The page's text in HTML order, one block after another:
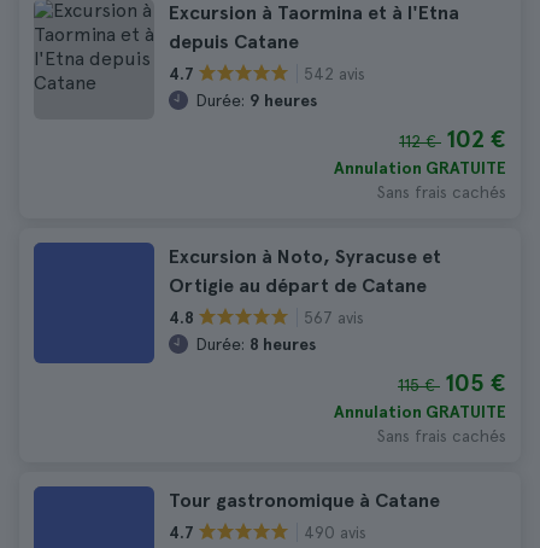
Excursion à Taormina et à l'Etna
depuis Catane
4.7
542 avis
Durée: 9 heures
112 € 102 €
Annulation GRATUITE
Sans frais cachés
Excursion à Noto, Syracuse et
Ortigie au départ de Catane
4.8
567 avis
Durée: 8 heures
115 € 105 €
Annulation GRATUITE
Sans frais cachés
Tour gastronomique à Catane
4.7
490 avis